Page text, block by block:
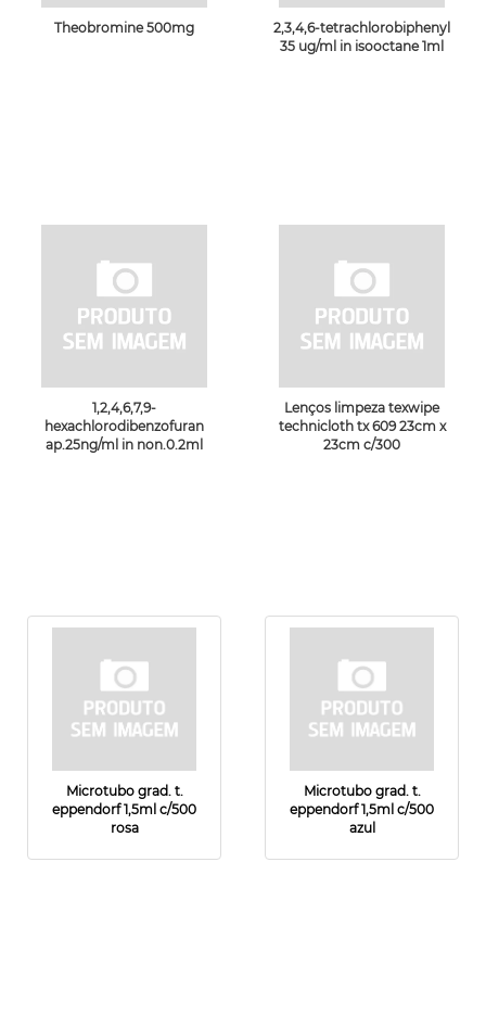
Theobromine 500mg
2,3,4,6-tetrachlorobiphenyl
35 ug/ml in isooctane 1ml
1,2,4,6,7,9-
hexachlorodibenzofuran
ap.25ng/ml in non.0.2ml
Lenços limpeza texwipe
technicloth tx 609 23cm x
23cm c/300
Microtubo grad. t.
eppendorf 1,5ml c/500
rosa
Microtubo grad. t.
eppendorf 1,5ml c/500
azul